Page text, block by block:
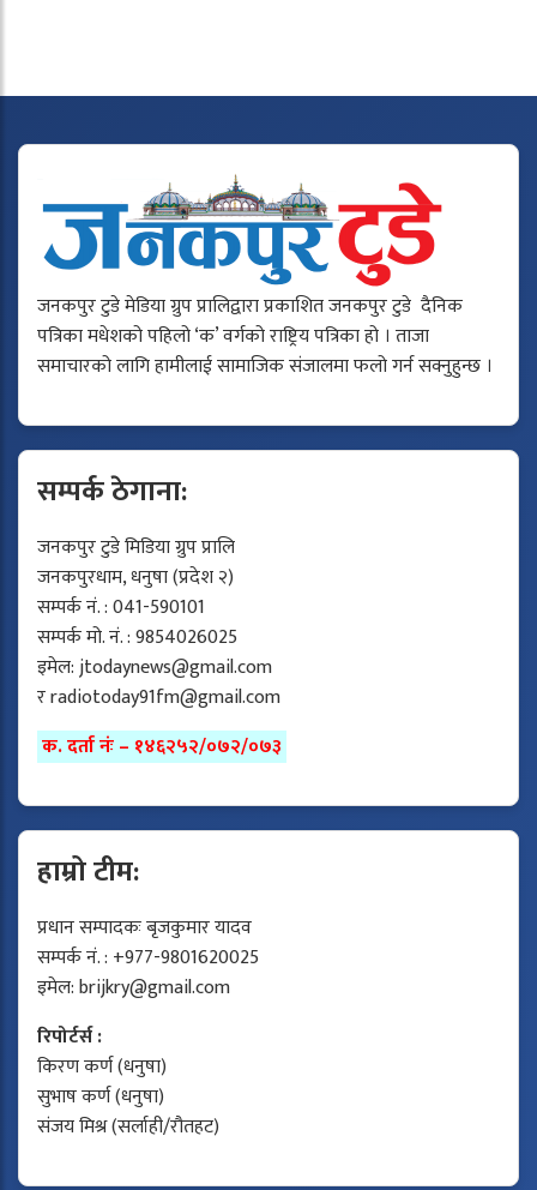
जनकपुर टुडे मेडिया ग्रुप प्रालिद्वारा प्रकाशित जनकपुर टुडे दैनिक
पत्रिका मधेशको पहिलो ‘क’ वर्गको राष्ट्रिय पत्रिका हो । ताजा
समाचारको लागि हामीलाई सामाजिक संजालमा फलो गर्न सक्नुहुन्छ ।
सम्पर्क ठेगाना:
जनकपुर टुडे मिडिया ग्रुप प्रालि
जनकपुरधाम, धनुषा (प्रदेश २)
सम्पर्क नं. : 041-590101
सम्पर्क मो. नं. : 9854026025
इमेल:jtodaynews@gmail.com
रradiotoday91fm@gmail.com
क. दर्ता नंः – १४६२५२/०७२/०७३
हाम्रो टीम:
प्रधान सम्पादकः बृजकुमार यादव
सम्पर्क नं. : +977-9801620025
इमेल:brijkry@gmail.com
रिपोर्टर्स :
किरण कर्ण (धनुषा)
सुभाष कर्ण (धनुषा)
संजय मिश्र (सर्लाही/रौतहट)